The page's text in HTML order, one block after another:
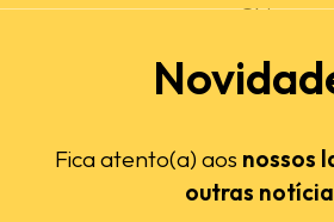
Chico
Fica atento(a) aos nossos
outras